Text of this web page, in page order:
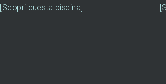
[Scopri questa piscina]